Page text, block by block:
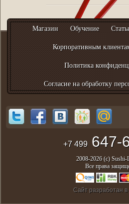
Магазин Обучение
Корпоративным
Политика
Согласие на обработку
+7 499 647-
2008-2026 (с) Sushi-
Все права
Сайт разработан в